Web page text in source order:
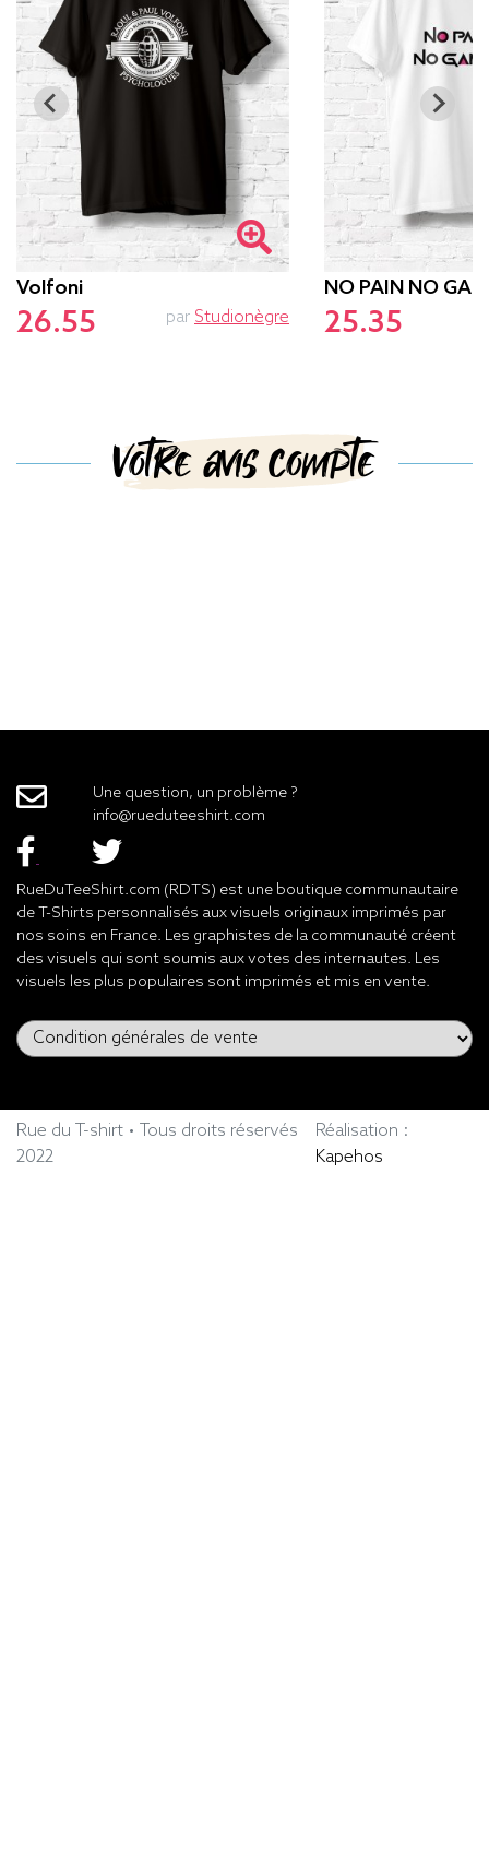
Volfoni
26.55 par Studionègre
NO PAIN NO
25.35
Votre avis compte
Une question, un problème ?
info@rueduteeshirt.com
RueDuTeeShirt.com (RDTS) est une boutique communautaire
de T-Shirts personnalisés aux visuels originaux imprimés par
nos soins en France. Les graphistes de la communauté créent
des visuels qui sont soumis aux votes des internautes. Les
visuels les plus populaires sont imprimés et mis en vente.
Rue du T-shirt • Tous droits réservés
2022
Réalisation :
Kapehos